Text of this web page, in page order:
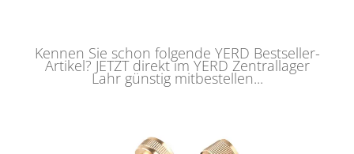
Kennen Sie schon folgende YERD Bestseller-
Artikel? JETZT direkt im YERD Zentrallager
Lahr günstig mitbestellen...